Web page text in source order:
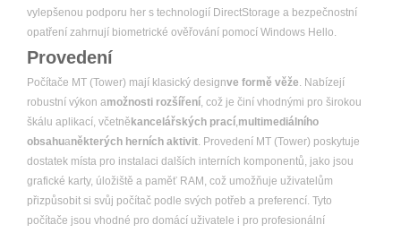
vylepšenou podporu her s technologií DirectStorage a bezpečnostní
opatření zahrnují biometrické ověřování pomocí Windows Hello.
Provedení
Počítače MT (Tower) mají klasický designve formě věže. Nabízejí
robustní výkon amožnosti rozšíření, což je činí vhodnými pro širokou
škálu aplikací, včetně kancelářských prací,multimediálního
obsahuaněkterých herních aktivit. Provedení MT (Tower) poskytuje
dostatek místa pro instalaci dalších interních komponentů, jako jsou
grafické karty, úložiště a paměť RAM, což umožňuje uživatelům
přizpůsobit si svůj počítač podle svých potřeb a preferencí. Tyto
počítače jsou vhodné pro domácí uživatele i pro profesionální